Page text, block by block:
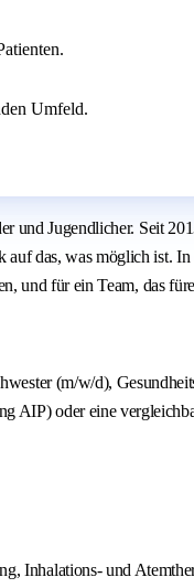
Umfeld.
Jugendlicher. Seit
das, was möglich ist.
und für ein Team, das
(m/w/d),
AIP) oder eine
Inhalations‑ und